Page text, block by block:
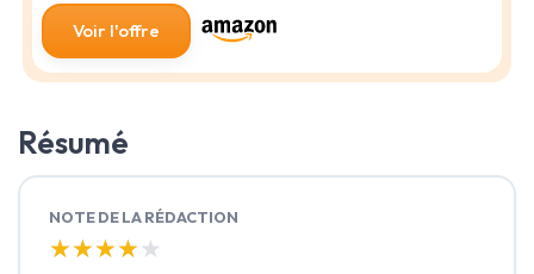
Voir l'offre
Résumé
NOTE DE LA RÉDACTION
★★★★★
★★★★★